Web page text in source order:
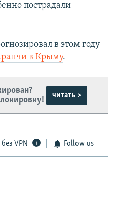
пострадали
в этом году
в Крыму.
читать >
VPN Follow us